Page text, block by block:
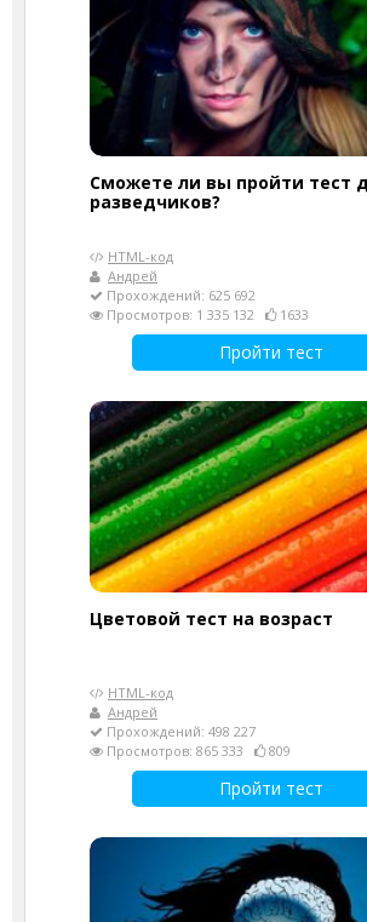
Сможете ли вы пройти тест
разведчиков?
HTML-код
Андрей
Прохождений: 625 692
Просмотров: 1 335 132
1633
Пройти тест
Цветовой тест на возраст
HTML-код
Андрей
Прохождений: 498 227
Просмотров: 865 333
809
Пройти тест